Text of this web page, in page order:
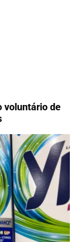
voluntário de